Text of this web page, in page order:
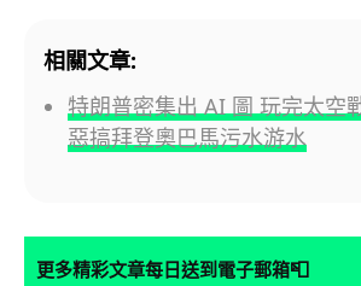
相關文章:
特朗普密集出 AI 圖 玩完太空
惡搞拜登奧巴馬污水游水
更多精彩文章每日送到電子郵箱📮